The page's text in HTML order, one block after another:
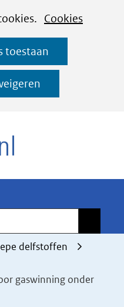
Cookies
toestaan
Ga
naar
de
inhoud
delfstoffen
gaswinning onder